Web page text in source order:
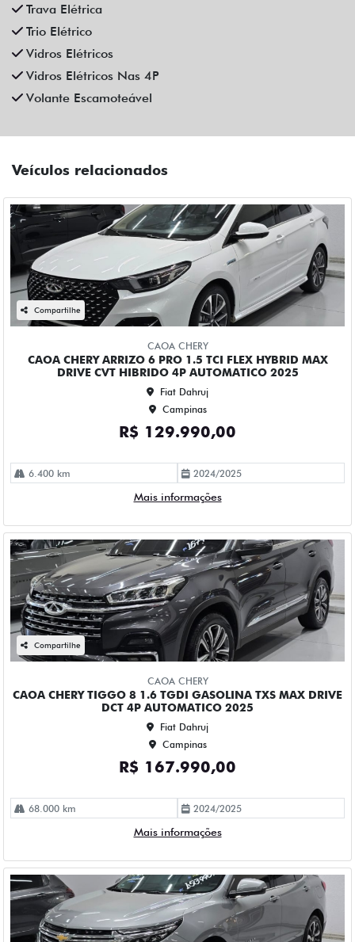
6.400 km
Mais informações
Compartilhe
CAOA CHERY
CAOA CHERY TIGGO 8 1.6 TGDI GASOLINA TXS MAX DRIVE
DCT 4P AUTOMATICO 2025
Fiat Dahruj
Campinas
R$ 167.990,00
2024/2025
Mais informações
Compartilhe
CHEVROLET
CHEVROLET EQUINOX 1.5 16V TURBO GASOLINA PREMIER
AWD AUTOMATICO 4P 2023
Fiat Dahruj
Campinas
R$ 153.990,00
2022/2023
Mais informações
Compartilhe